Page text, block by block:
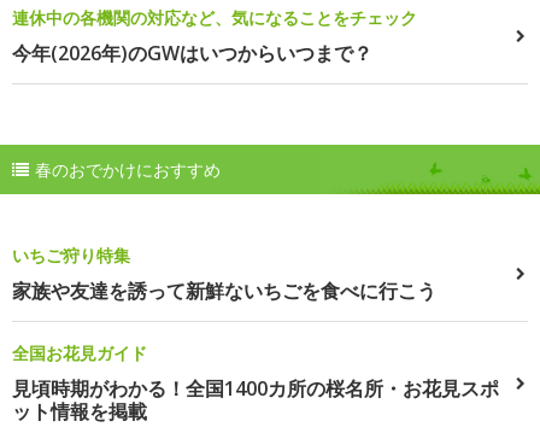
連休中の各機関の対応など、気になることをチェック
今年(2026年)のGWはいつからいつまで？
春のおでかけにおすすめ
いちご狩り特集
家族や友達を誘って新鮮ないちごを食べに行こう
全国お花見ガイド
見頃時期がわかる！全国1400カ所の桜名所・お花見スポ
ット情報を掲載